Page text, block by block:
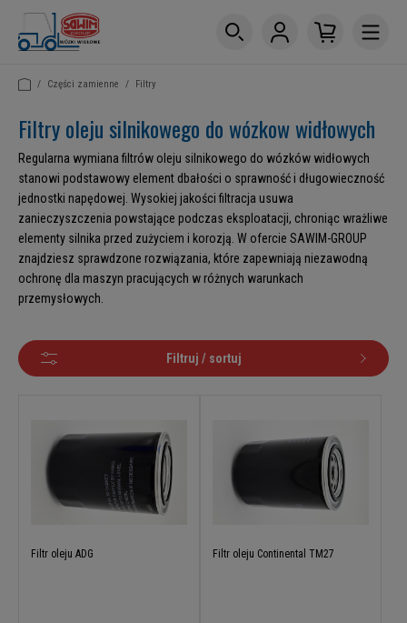
/ Części zamienne / Filtry
Filtry oleju silnikowego do wózkow widłowych
Regularna wymiana filtrów oleju silnikowego do wózków widłowych
stanowi podstawowy element dbałości o sprawność i długowieczność
jednostki napędowej. Wysokiej jakości filtracja usuwa
zanieczyszczenia powstające podczas eksploatacji, chroniąc wrażliwe
elementy silnika przed zużyciem i korozją. W ofercie SAWIM-GROUP
znajdziesz sprawdzone rozwiązania, które zapewniają niezawodną
ochronę dla maszyn pracujących w różnych warunkach
przemysłowych.
Filtruj / sortuj
Filtr oleju ADG Filtr oleju Continental TM27